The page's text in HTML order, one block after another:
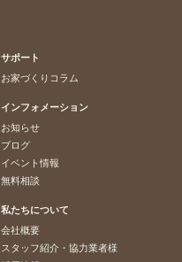
サポート
お家づくりコラム
インフォメーション
お知らせ
ブログ
イベント情報
無料相談
私たちについて
会社概要
スタッフ紹介・協力業者様